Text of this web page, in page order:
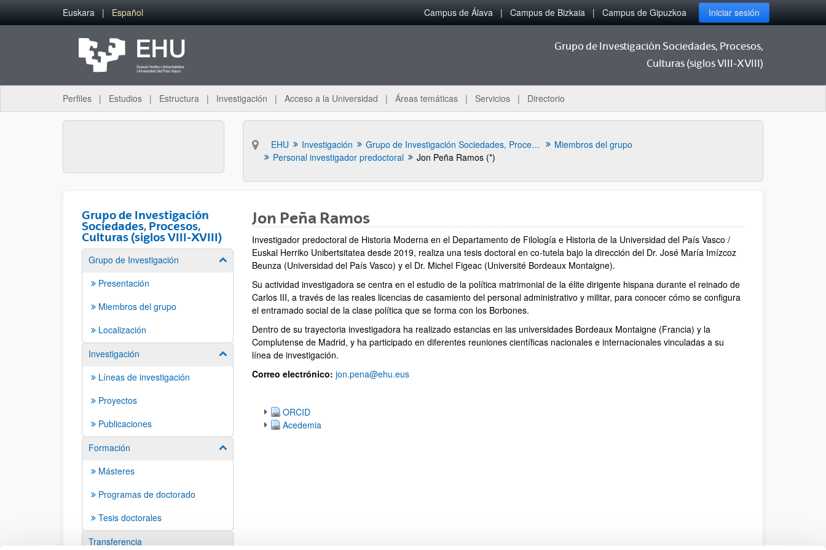
Saltar al contenido principal
Euskara Español Campus de Álava Campus de Bizkaia Campus de Gipuzkoa Iniciar sesión
Grupo de Investigación Sociedades, Procesos,
Culturas (siglos VIII-XVIII)
Perfiles Estudios Estructura Investigación Acceso a la Universidad Áreas temáticas Servicios Directorio
EHU Investigación Grupo de Investigación Sociedades, Procesos, Culturas (siglos VIII-XVIII)
Miembros del grupo
Personal investigador predoctoral
Jon Peña Ramos (*)
Grupo de Investigación
Sociedades, Procesos,
Culturas (siglos VIII-XVIII)
Grupo de Investigación Mostrar/ocultar subpáginas
Presentación
Miembros del grupo
Localización
Investigación
Mostrar/ocultar subpáginas
Líneas de investigación
Proyectos
Publicaciones
Formación
Mostrar/ocultar subpáginas
Másteres
Programas de doctorado
Tesis doctorales
Transferencia
Jon Peña Ramos
Investigador predoctoral de Historia Moderna en el Departamento de Filología e Historia de la Universidad del País Vasco /
Euskal Herriko Unibertsitatea desde 2019, realiza una tesis doctoral en co-tutela bajo la dirección del Dr. José María Imízcoz
Beunza (Universidad del País Vasco) y el Dr. Michel Figeac (Université Bordeaux Montaigne).
Su actividad investigadora se centra en el estudio de la política matrimonial de la élite dirigente hispana durante el reinado de
Carlos III, a través de las reales licencias de casamiento del personal administrativo y militar, para conocer cómo se configura
el entramado social de la clase política que se forma con los Borbones.
Dentro de su trayectoria investigadora ha realizado estancias en las universidades Bordeaux Montaigne (Francia) y la
Complutense de Madrid, y ha participado en diferentes reuniones científicas nacionales e internacionales vinculadas a su
línea de investigación.
Correo electrónico: jon.pena@ehu.eus
ORCID
Acedemia